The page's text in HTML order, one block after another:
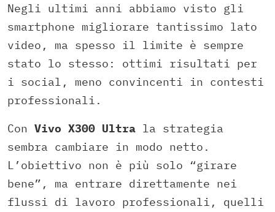
Negli ultimi anni abbiamo visto gli
smartphone migliorare tantissimo lato
video, ma spesso il limite è sempre
stato lo stesso: ottimi risultati per
i social, meno convincenti in contesti
professionali.
Con Vivo X300 Ultra la strategia
sembra cambiare in modo netto.
L’obiettivo non è più solo “girare
bene”, ma entrare direttamente nei
flussi di lavoro professionali, quelli